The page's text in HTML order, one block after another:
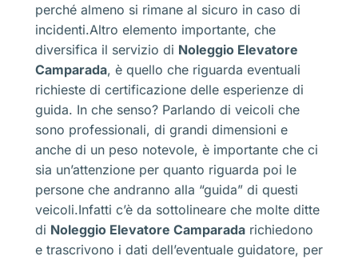
perché almeno si rimane al sicuro in caso di
incidenti.Altro elemento importante, che
diversifica il servizio di Noleggio Elevatore
Camparada, è quello che riguarda eventuali
richieste di certificazione delle esperienze di
guida. In che senso? Parlando di veicoli che
sono professionali, di grandi dimensioni e
anche di un peso notevole, è importante che ci
sia un’attenzione per quanto riguarda poi le
persone che andranno alla “guida” di questi
veicoli.Infatti c’è da sottolineare che molte ditte
di Noleggio Elevatore Camparada richiedono
e trascrivono i dati dell’eventuale guidatore, per